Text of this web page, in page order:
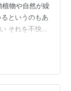
物や自然が繰
というのもあ
それを不快に
ち着いていな
っている 氣
然の音を 不快
か 自然の音を